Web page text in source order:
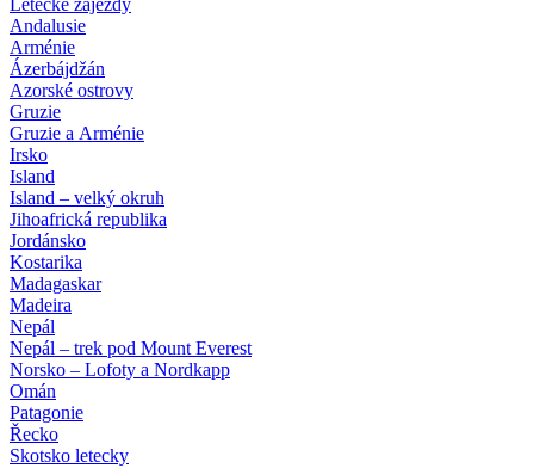
Letecké zájezdy
Andalusie
Arménie
Ázerbájdžán
Azorské ostrovy
Gruzie
Gruzie a Arménie
Irsko
Island
Island – velký okruh
Jihoafrická republika
Jordánsko
Kostarika
Madagaskar
Madeira
Nepál
Nepál – trek pod Mount Everest
Norsko – Lofoty a Nordkapp
Omán
Patagonie
Řecko
Skotsko letecky